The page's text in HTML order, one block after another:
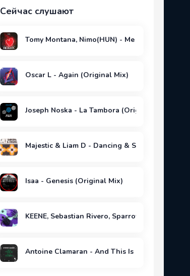
Сейчас слушают
Tomy Montana, Nimo(HUN) - Me Gusta
Oscar L - Again (Original Mix)
Joseph Noska - La Tambora (Original Mix)
Majestic & Liam D - Dancing & Singing
Isaa - Genesis (Original Mix)
KEENE, Sebastian Rivero, Sparrow &
Antoine Clamaran - And This Is My House